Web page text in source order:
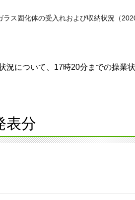
ラス固化体の受入れおよび収納状況（
況について、17時20分までの操業
表分